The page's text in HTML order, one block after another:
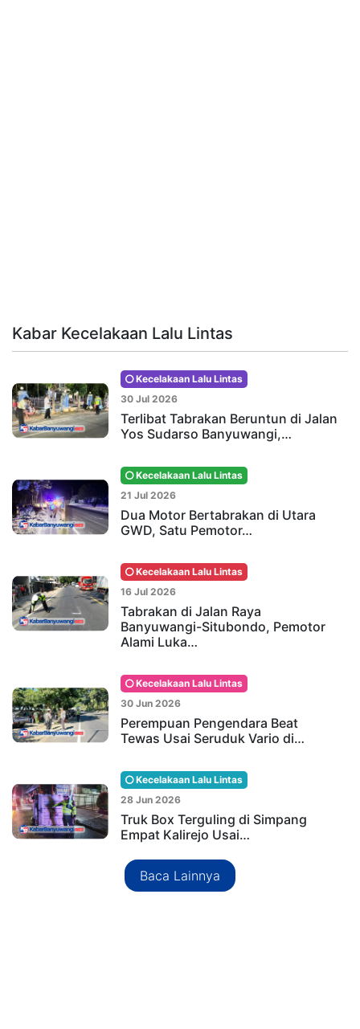
Kabar Kecelakaan Lalu Lintas
Kecelakaan Lalu Lintas
30 Jul 2026
Terlibat Tabrakan Beruntun di Jalan
Yos Sudarso Banyuwangi,…
Kecelakaan Lalu Lintas
21 Jul 2026
Dua Motor Bertabrakan di Utara
GWD, Satu Pemotor…
Kecelakaan Lalu Lintas
16 Jul 2026
Tabrakan di Jalan Raya
Banyuwangi-Situbondo, Pemotor
Alami Luka…
Kecelakaan Lalu Lintas
30 Jun 2026
Perempuan Pengendara Beat
Tewas Usai Seruduk Vario di…
Kecelakaan Lalu Lintas
28 Jun 2026
Truk Box Terguling di Simpang
Empat Kalirejo Usai…
Baca Lainnya